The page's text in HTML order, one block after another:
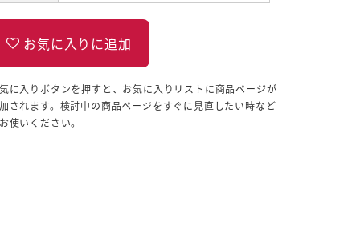
に入りボタンを押すと、お気に入りリストに商品ページが
されます。検討中の商品ページをすぐに見直したい時など
使いください。